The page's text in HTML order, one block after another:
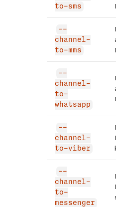
to-sms
--
channel-
to-mms
--
channel-
to-
whatsapp
--
channel-
to-viber
--
channel-
to-
messenger